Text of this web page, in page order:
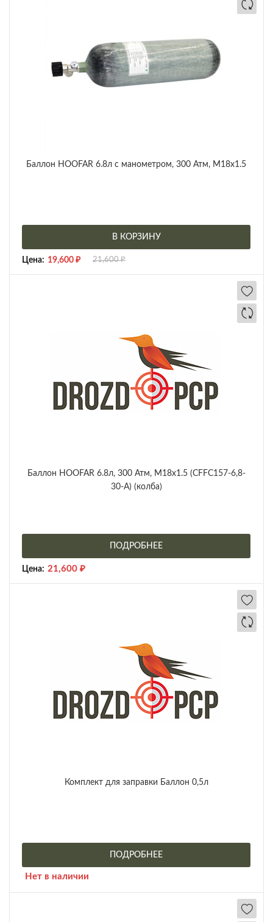
Баллон HOOFAR 6.8л с манометром, 300 Атм, M18x1.5
В КОРЗИНУ
Цена: 19,600 ₽ 21,600₽
Баллон HOOFAR 6.8л, 300 Атм, M18x1.5 (CFFC157-6,8-
30-A) (колба)
ПОДРОБНЕЕ
Цена: 21,600 ₽
Комплект для заправки Баллон 0,5л
ПОДРОБНЕЕ
Нет в наличии